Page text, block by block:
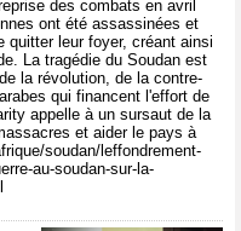
des combats en avril
ont été assassinées et
quitter leur foyer, créant ainsi
La tragédie du Soudan est
la révolution, de la contre-
qui financent l'effort de
appelle à un sursaut de la
et aider le pays à
soudan/leffondrement-
au-soudan-sur-la-